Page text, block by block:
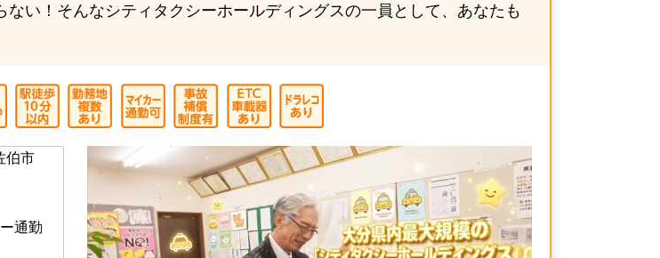
い！そんなシティタクシーホールディングスの一員として、あなたも
伯市
通勤